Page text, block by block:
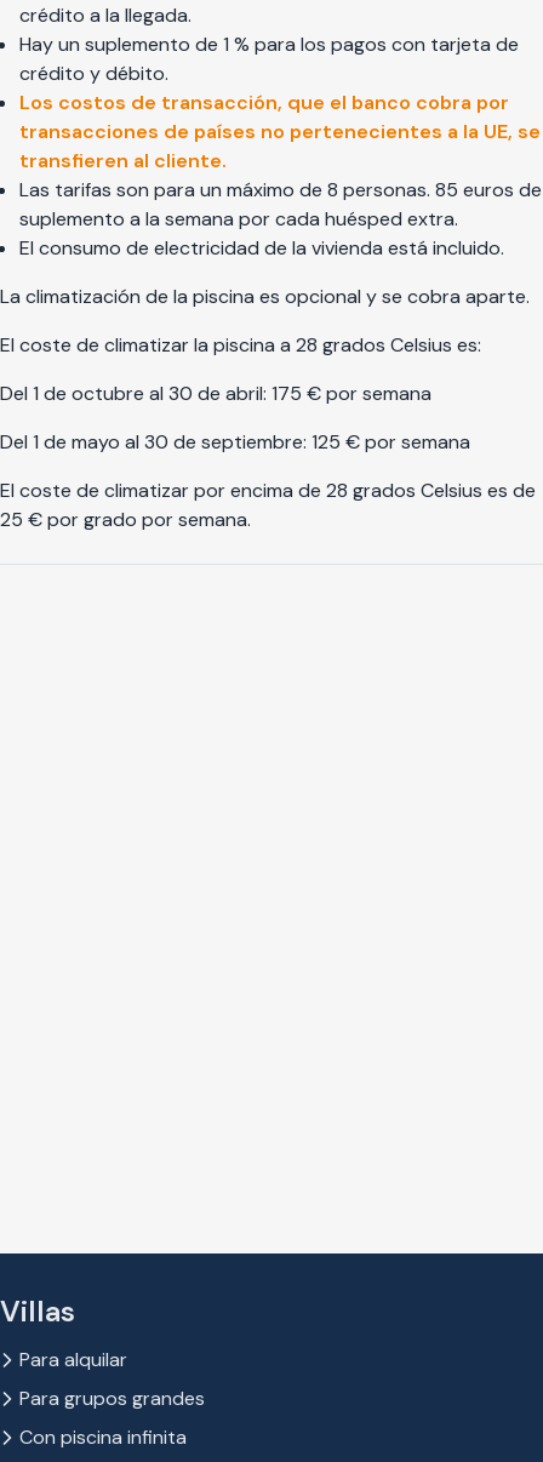
crédito a la llegada.
Hay un suplemento de 1 % para los pagos con tarjeta de
crédito y débito.
Los costos de transacción, que el banco cobra por
transacciones de países no pertenecientes a la UE, se
transfieren al cliente.
Las tarifas son para un máximo de 8 personas. 85 euros de
suplemento a la semana por cada huésped extra.
El consumo de electricidad de la vivienda está incluido.
La climatización de la piscina es opcional y se cobra aparte.
El coste de climatizar la piscina a 28 grados Celsius es:
Del 1 de octubre al 30 de abril: 175 € por semana
Del 1 de mayo al 30 de septiembre: 125 € por semana
El coste de climatizar por encima de 28 grados Celsius es de
25 € por grado por semana.
Villas
Para alquilar
Para grupos grandes
Con piscina infinita